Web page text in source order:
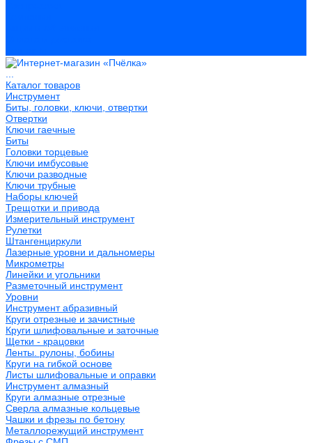
Каталог товаров
Инструмент
Биты, головки, ключи, отвертки
Отвертки
Ключи гаечные
Биты
Головки торцевые
Ключи имбусовые
Ключи разводные
Ключи трубные
Наборы ключей
Трещотки и привода
Измерительный инструмент
Рулетки
Штангенциркули
Лазерные уровни и дальномеры
Микрометры
Линейки и угольники
Разметочный инструмент
Уровни
Инструмент абразивный
Круги отрезные и зачистные
Круги шлифовальные и заточные
Щетки - крацовки
Ленты. рулоны, бобины
Круги на гибкой основе
Листы шлифовальные и оправки
Инструмент алмазный
Круги алмазные отрезные
Сверла алмазные кольцевые
Чашки и фрезы по бетону
Металлорежущий инструмент